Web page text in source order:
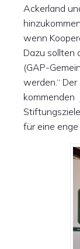
Ackerland
wenn
Dazu sollten
(GAP-
werden.“
kommenden
für eine